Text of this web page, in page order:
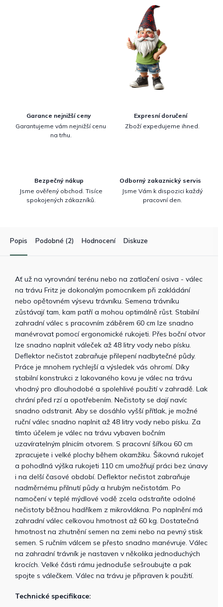
Garance nejnižší ceny
Garantujeme vám nejnižší cenu
na trhu.
Expresní doručení
Zboží expedujeme ihned.
Bezpečný nákup
Jsme ověřený obchod. Tisíce
spokojených zákazníků.
Odborný zakaznický servis
Jsme Vám k dispozici každý
pracovní den.
Popis Podobné (2) Hodnocení Diskuze
Ať už na vyrovnání terénu nebo na zatlačení osiva - válec
na trávu Fritz je dokonalým pomocníkem při zakládání
nebo opětovném výsevu trávníku. Semena trávníku
zůstávají tam, kam patří a mohou optimálně růst. Stabilní
zahradní válec s pracovním záběrem 60 cm lze snadno
manévrovat pomocí ergonomické rukojeti. Přes boční otvor
lze snadno naplnit váleček až 48 litry vody nebo písku.
Deflektor nečistot zabraňuje přilepení nadbytečné půdy.
Práce je mnohem rychlejší a výsledek vás ohromí. Díky
stabilní konstrukci z lakovaného kovu je válec na trávu
vhodný pro dlouhodobé a spolehlivé použití v zahradě. Lak
chrání před rzí a opotřebením. Nečistoty se dají navíc
snadno odstranit. Aby se dosáhlo vyšší přítlak, je možné
ruční válec snadno naplnit až 48 litry vody nebo písku. Za
tímto účelem je válec na trávu vybaven bočním
uzavíratelným plnicím otvorem. S pracovní šířkou 60 cm
zpracujete i velké plochy během okamžiku. Šikovná rukojeť
a pohodlná výška rukojeti 110 cm umožňují práci bez únavy
i na delší časové období. Deflektor nečistot zabraňuje
nadměrnému přilnutí půdy a hrubým nečistotám. Po
namočení v teplé mýdlové vodě zcela odstraňte odolné
nečistoty běžnou hadříkem z mikrovlákna. Po naplnění má
zahradní válec celkovou hmotnost až 60 kg. Dostatečná
hmotnost na zhutnění semen na zemi nebo na pevný stisk
semen. S ručním válcem se přesto snadno manévruje. Válec
na zahradní trávník je nastaven v několika jednoduchých
krocích. Velké části rámu jednoduše sešroubujte a pak
spojte s válečkem. Válec na trávu je připraven k použití.
Technické specifikace: